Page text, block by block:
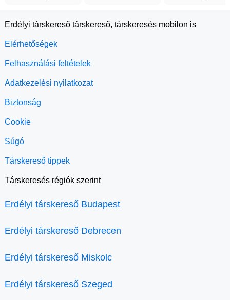
Erdélyi társkereső társkereső, társkeresés mobilon is
Elérhetőségek
Felhasználási feltételek
Adatkezelési nyilatkozat
Biztonság
Cookie
Súgó
Társkereső tippek
Társkeresés régiók szerint
Erdélyi társkereső Budapest
Erdélyi társkereső Debrecen
Erdélyi társkereső Miskolc
Erdélyi társkereső Szeged